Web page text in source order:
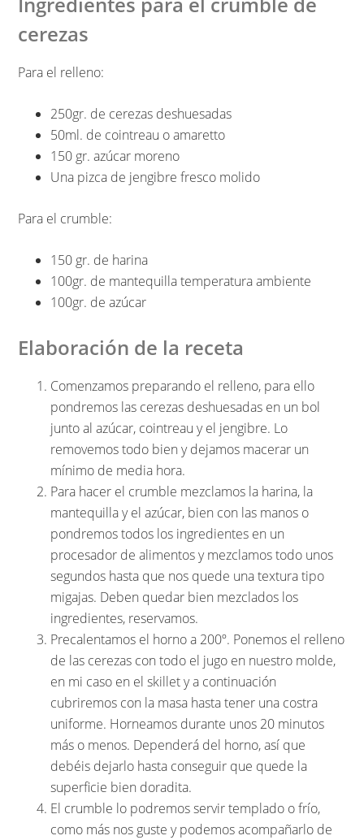
cerezas
Para el relleno:
250gr. de cerezas deshuesadas
50ml. de cointreau o amaretto
150 gr. azúcar moreno
Una pizca de jengibre fresco molido
Para el crumble:
150 gr. de harina
100gr. de mantequilla temperatura ambiente
100gr. de azúcar
Elaboración de la receta
Comenzamos preparando el relleno, para ello
pondremos las cerezas deshuesadas en un bol
junto al azúcar, cointreau y el jengibre. Lo
removemos todo bien y dejamos macerar un
mínimo de media hora.
Para hacer el crumble mezclamos la harina, la
mantequilla y el azúcar, bien con las manos o
pondremos todos los ingredientes en un
procesador de alimentos y mezclamos todo unos
segundos hasta que nos quede una textura tipo
migajas. Deben quedar bien mezclados los
ingredientes, reservamos.
Precalentamos el horno a 200º. Ponemos el relleno
de las cerezas con todo el jugo en nuestro molde,
en mi caso en el skillet y a continuación
cubriremos con la masa hasta tener una costra
uniforme. Horneamos durante unos 20 minutos
más o menos. Dependerá del horno, así que
debéis dejarlo hasta conseguir que quede la
superficie bien doradita.
El crumble lo podremos servir templado o frío,
como más nos guste y podemos acompañarlo de